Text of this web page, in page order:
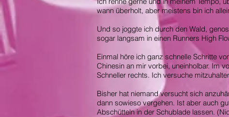
wann überholt, aber meistens bin ich
Und so joggte ich durch den Wald,
sogar langsam in einen Runners High
Einmal höre ich ganz schnelle Schritte
Chinesin an mir vorbei, uneinholbar. Im
Schneller rechts. Ich versuche
Bisher hat niemand versucht sich
dann sowieso vergehen. Ist aber auch
Abschütteln in der Schublade lassen.